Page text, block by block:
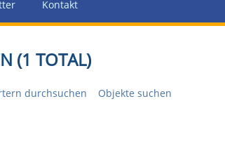
Kontakt
(1 TOTAL)
durchsuchen Objekte suchen